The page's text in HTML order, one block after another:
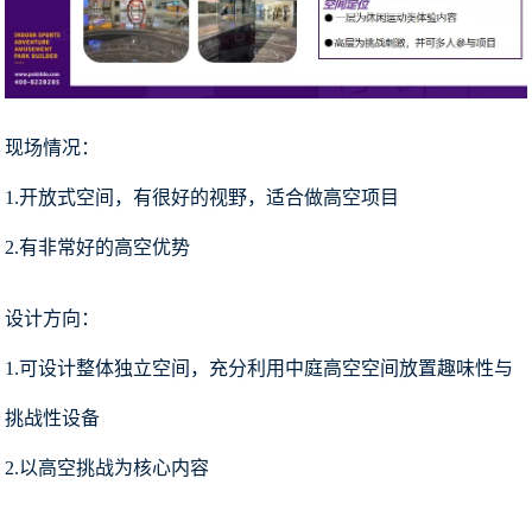
现场情况：
1.开放式空间，有很好的视野，适合做高空项目
2.有非常好的高空优势
设计方向：
1.可设计整体独立空间，充分利用中庭高空空间放置趣味性与
挑战性设备
2.以高空挑战为核心内容